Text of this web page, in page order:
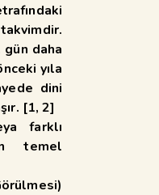
daha
yıla
dini
[1,2]
farklı
temel